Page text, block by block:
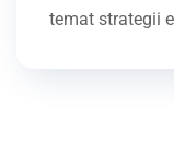
temat strategii